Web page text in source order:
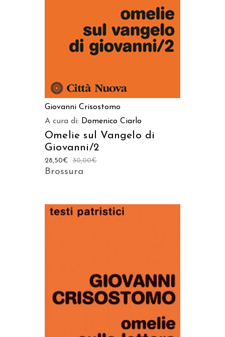
Giovanni Crisostomo
A cura di: Domenico Ciarlo
Omelie sul Vangelo di
Giovanni/2
30,00€
28,50€
Brossura
AGGIUNGI AL CARRELLO